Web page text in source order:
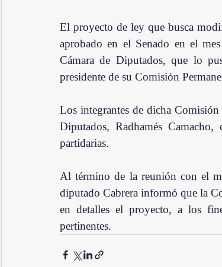
El proyecto de ley que busca
aprobado en el Senado en el
Cámara de Diputados, que lo
presidente de su Comisión
Los integrantes de dicha
Diputados, Radhamés
partidarias.
Al término de la reunión con el
diputado Cabrera informó que la
en detalles el proyecto, a los
pertinentes.